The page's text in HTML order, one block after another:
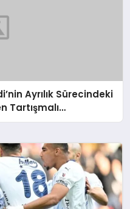
Ayrılık Sürecindeki
Tartışmalı